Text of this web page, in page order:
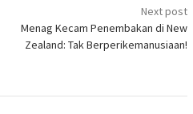
Next post
Menag Kecam Penembakan di New
Zealand: Tak Berperikemanusiaan!